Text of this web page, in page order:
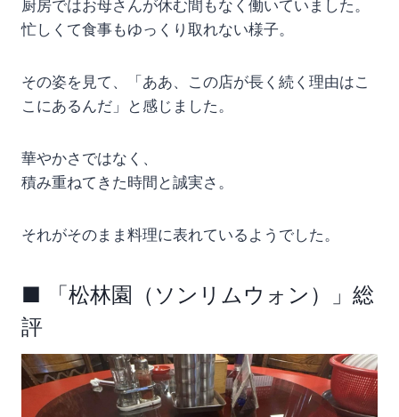
厨房ではお母さんが休む間もなく働いていました。
忙しくて食事もゆっくり取れない様子。
その姿を見て、「ああ、この店が長く続く理由はこ
こにあるんだ」と感じました。
華やかさではなく、
積み重ねてきた時間と誠実さ。
それがそのまま料理に表れているようでした。
■ 「松林園（ソンリムウォン）」総
評